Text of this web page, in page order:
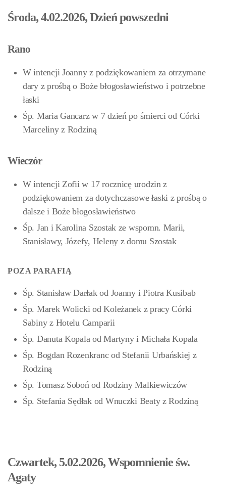
Środa, 4.02.2026, Dzień powszedni
Rano
W intencji Joanny z podziękowaniem za otrzymane
dary z prośbą o Boże błogosławieństwo i potrzebne
łaski
Śp. Maria Gancarz w 7 dzień po śmierci od Córki
Marceliny z Rodziną
Wieczór
W intencji Zofii w 17 rocznicę urodzin z
podziękowaniem za dotychczasowe łaski z prośbą o
dalsze i Boże błogosławieństwo
Śp. Jan i Karolina Szostak ze wspomn. Marii,
Stanisławy, Józefy, Heleny z domu Szostak
POZA PARAFIĄ
Śp. Stanisław Darłak od Joanny i Piotra Kusibab
Śp. Marek Wolicki od Koleżanek z pracy Córki
Sabiny z Hotelu Camparii
Śp. Danuta Kopala od Martyny i Michała Kopala
Śp. Bogdan Rozenkranc od Stefanii Urbańskiej z
Rodziną
Śp. Tomasz Soboń od Rodziny Malkiewiczów
Śp. Stefania Sędłak od Wnuczki Beaty z Rodziną
Czwartek, 5.02.2026, Wspomnienie św.
Agaty